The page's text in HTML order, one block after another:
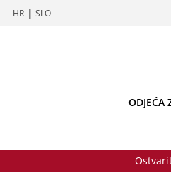
HR | SLO
ODJEĆA